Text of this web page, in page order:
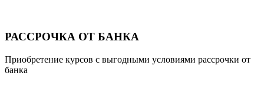
РАССРОЧКА ОТ БАНКА
Приобретение курсов с выгодными условиями рассрочки от
банка